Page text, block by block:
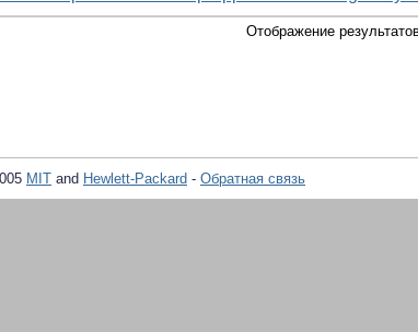
Отображение
MIT and Hewlett-Packard - Обратная связь